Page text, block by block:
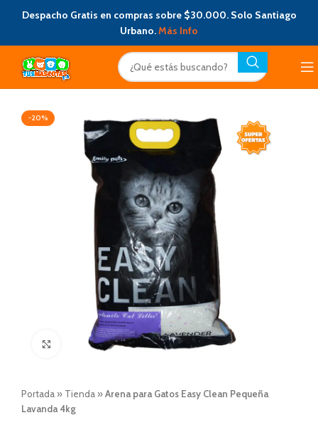
Despacho Gratis en compras sobre $30.000. Solo Santiago
Urbano.Más Info
-20%
Click to enlarge
Portada » Tienda »Arena para Gatos Easy Clean Pequeña
Lavanda 4kg